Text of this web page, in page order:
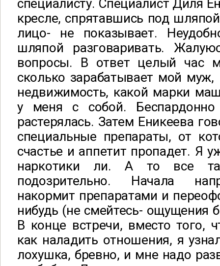
специалисту. Специалист Диля
кресле, спрятавшись под
лицо- не показывает.
шляпой разговаривать.
вопросы. В ответ целый час
сколько зарабатывает мой
недвижимость, какой марки
у меня с собой.
растерялась. Затем Еникеева
специальные препараты, от
счастье и аппетит пропадет. Я
наркотики ли. А то все
подозрительно. Начала
накормит препаратами и
нибудь (не смейтесь- ощущения
В конце встречи, вместо того,
как наладить отношения, я
лохушка, бревно, и мне надо